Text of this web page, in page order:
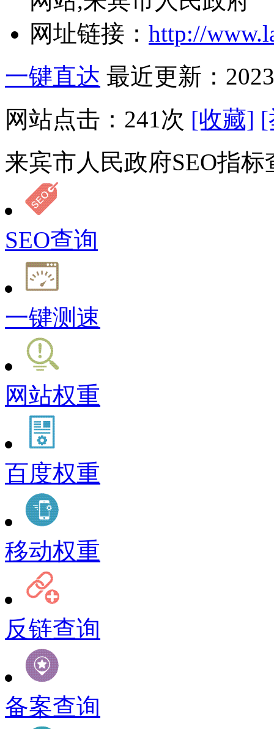
网址链接： http://
一键直达 最近更新：
网站点击： 241次 [收藏] [
来宾市人民政府SEO指标
SEO查询
一键测速
网站权重
百度权重
移动权重
反链查询
备案查询